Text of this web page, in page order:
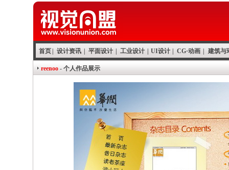
首页 设计资讯 平面设计 工业设计 UI设计 CG·动画 建筑与
reenoo - 个人作品展示